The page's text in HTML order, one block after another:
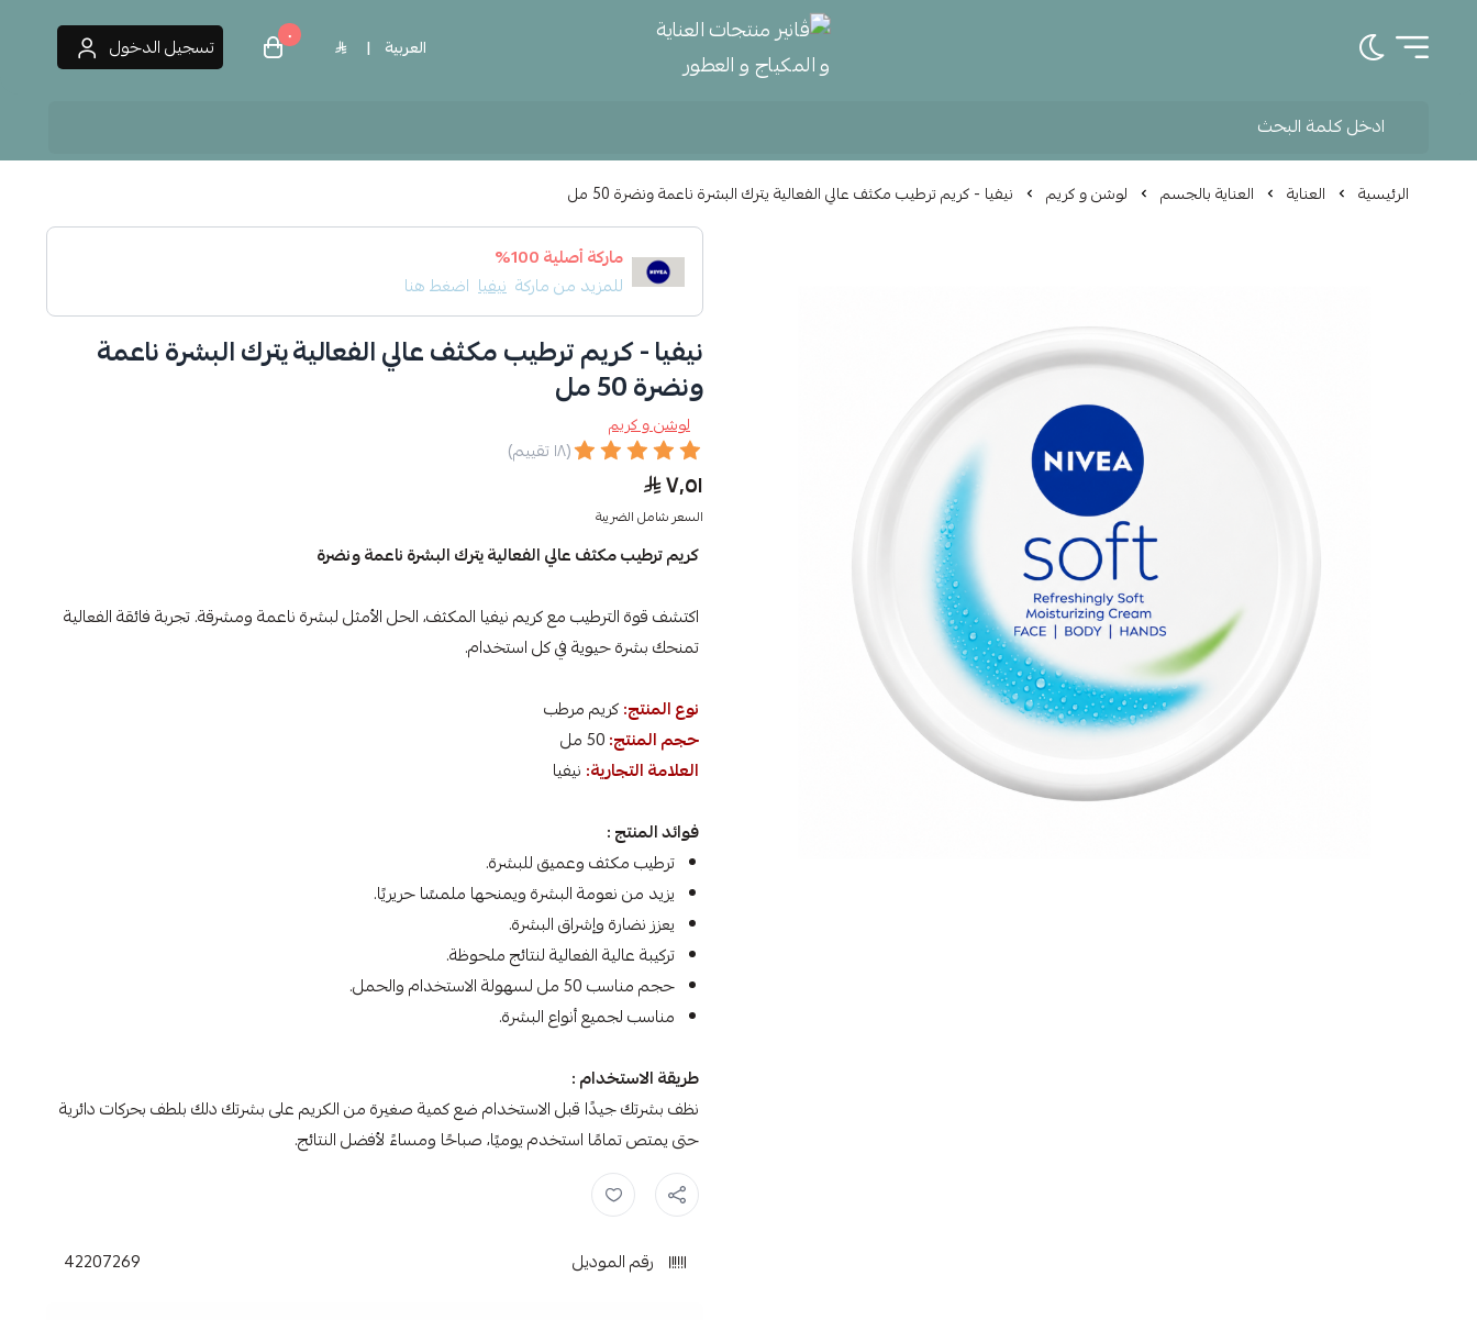
تبديل الوضع الداكن ڤانير منتجات العناية و المكياج و العطورالعربية | ٠ تسجيل الدخول
الرئيسية العناية العناية بالجسم لوشن و كريم نيفيا - كريم ترطيب مكثف عالي الفعالية يترك البشرة ناعمة ونضرة 50 مل
ماركة أصلية 100%
للمزيد من ماركة نيفيا اضغط هنا
نيفيا - كريم ترطيب مكثف عالي الفعالية يترك البشرة ناعمة
ونضرة 50 مل
لوشن و كريم
(١٨ تقييم)
٧٫٥١
السعر شامل الضريبة
كريم ترطيب مكثف عالي الفعالية يترك البشرة ناعمة ونضرة
اكتشف قوة الترطيب مع كريم نيفيا المكثف، الحل الأمثل لبشرة ناعمة ومشرقة. تجربة فائقة الفعالية
تمنحك بشرة حيوية في كل استخدام.
نوع المنتج:كريم مرطب
حجم المنتج:50 مل
العلامة التجارية: نيفيا
فوائد المنتج :
ترطيب مكثف وعميق للبشرة.
يزيد من نعومة البشرة ويمنحها ملمسًا حريريًا.
يعزز نضارة وإشراق البشرة.
تركيبة عالية الفعالية لنتائج ملحوظة.
حجم مناسب 50 مل لسهولة الاستخدام والحمل.
مناسب لجميع أنواع البشرة.
طريقة الاستخدام :
نظف بشرتك جيدًا قبل الاستخدام ضع كمية صغيرة من الكريم على بشرتك دلك بلطف بحركات دائرية
حتى يمتص تمامًا استخدم يوميًا، صباحًا ومساءً لأفضل النتائج.
كريم , نيفيا ,
رقم الموديل 42207269